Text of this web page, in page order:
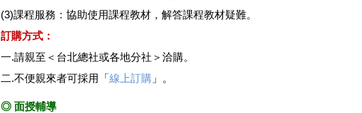
(3)課程服務：協助使用課程教材，解答課程教材疑難。
訂購方式：
一.請親至＜台北總社或各地分社＞洽購。
二.不便親來者可採用「線上訂購 」。
◎ 面授輔導